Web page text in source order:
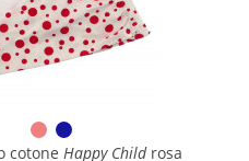
cotone Happy Childrosa